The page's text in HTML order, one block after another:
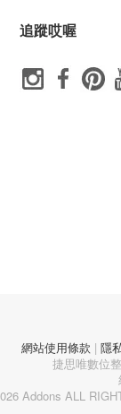
追蹤哎喔
網站使用條款 | 隱
捷思唯數位
Addons ALL